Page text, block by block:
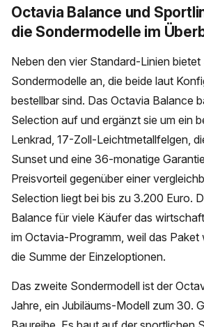
Octavia Balance und
die Sondermodelle im
Neben den vier Standard-Linien
Sondermodelle an, die beide laut
bestellbar sind. Das Octavia Balance
Selection auf und ergänzt sie um ein
Lenkrad, 17-Zoll-Leichtmetallfelgen,
Sunset und eine 36-monatige
Preisvorteil gegenüber einer
Selection liegt bei bis zu 3.200 Euro.
Balance für viele Käufer das
im Octavia-Programm, weil das Paket
die Summe der Einzeloptionen.
Das zweite Sondermodell ist der
Jahre, ein Jubiläums-Modell zum 30.